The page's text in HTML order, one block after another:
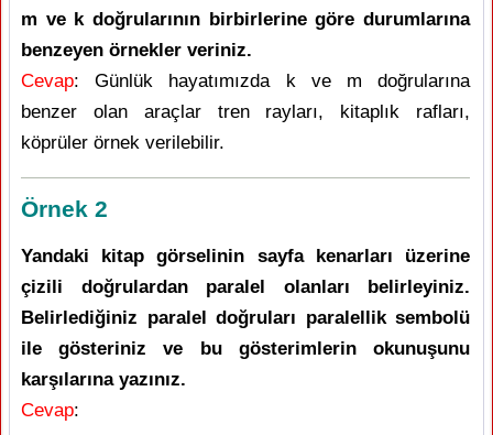
m ve k doğrularının birbirlerine göre durumlarına
benzeyen örnekler veriniz.
Cevap: Günlük hayatımızda k ve m doğrularına
benzer olan araçlar tren rayları, kitaplık rafları,
köprüler örnek verilebilir.
Örnek 2
Yandaki kitap görselinin sayfa kenarları üzerine
çizili doğrulardan paralel olanları belirleyiniz.
Belirlediğiniz paralel doğruları paralellik sembolü
ile gösteriniz ve bu gösterimlerin okunuşunu
karşılarına yazınız.
Cevap: